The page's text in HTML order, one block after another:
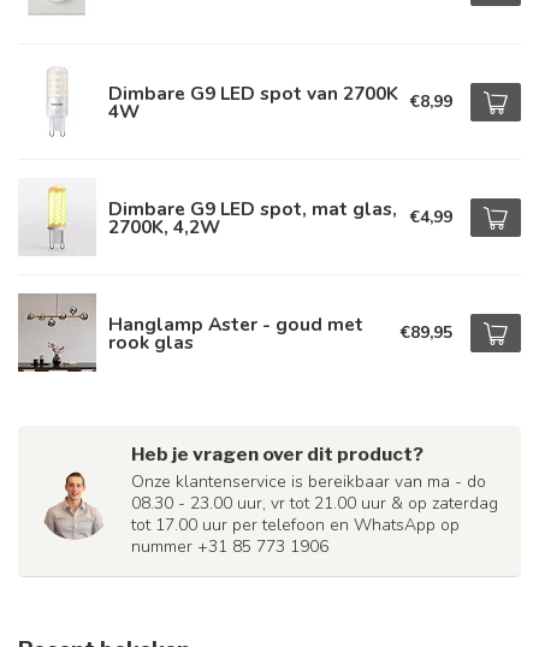
Dimbare G9 LED spot van 2700K
4W €8,99
Dimbare G9 LED spot, mat glas,
2700K, 4,2W €4,99
Hanglamp Aster - goud met
rook glas €89,95
Heb je vragen over dit product?
Onze klantenservice is bereikbaar van ma - do
08.30 - 23.00 uur, vr tot 21.00 uur & op zaterdag
tot 17.00 uur per telefoon en WhatsApp op
nummer +31 85 773 1906